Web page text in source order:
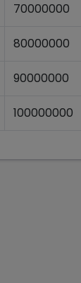
70000000
80000000
90000000
100000000